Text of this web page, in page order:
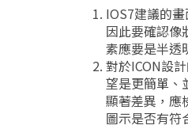
IOS7建議的畫
因此要確認像
素應要是半透
對於ICON設
望是更簡單、
顯著差異，
圖示是否有符